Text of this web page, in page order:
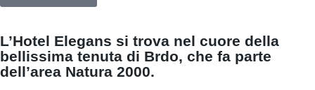
L’Hotel Elegans si trova nel cuore della
bellissima tenuta di Brdo, che fa parte
dell’area Natura 2000.